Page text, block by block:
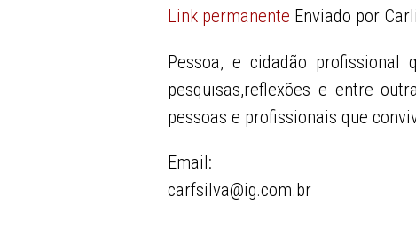
Link permanente Enviado por
Pessoa, e cidadão
pesquisas,reflexões e entre
pessoas e profissionais que
Email:
carfsilva@ig.com.br